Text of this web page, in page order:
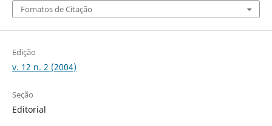
Fomatos de Citação
Edição
v. 12 n. 2 (2004)
Seção
Editorial